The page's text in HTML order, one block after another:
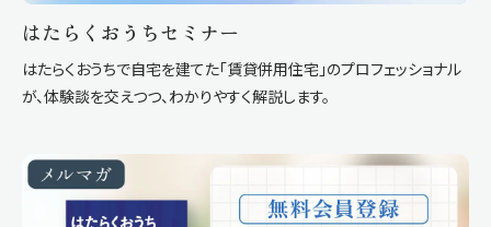
はたらくおうちセミナー
はたらくおうちで自宅を建てた「賃貸併用住宅」のプロフェッショナル
が、体験談を交えつつ、わかりやすく解説します。